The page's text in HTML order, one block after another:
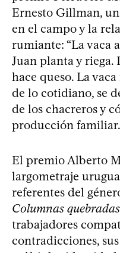
Ernesto Gillman,
en el campo y la
rumiante: “La vaca
Juan planta y riega.
hace queso. La
de lo cotidiano, se
de los chacreros y
producción familiar.
El premio Alberto
largometraje
referentes del
Columnas quebradas
trabajadores
contradicciones,